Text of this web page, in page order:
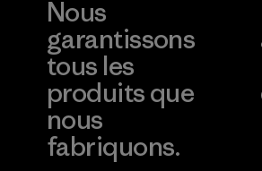
Nous
garantissons
tous les
produits que
nous
fabriquons.